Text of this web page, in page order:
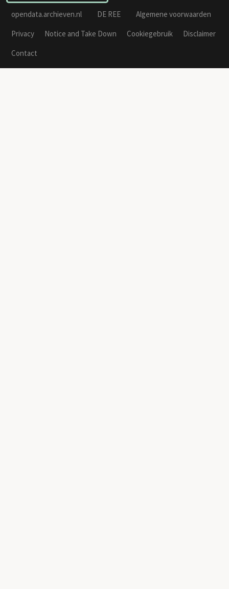
opendata.archieven.nl DE REE
Algemene voorwaarden
Privacy
Notice and Take Down Cookiegebruik
Disclaimer
Contact